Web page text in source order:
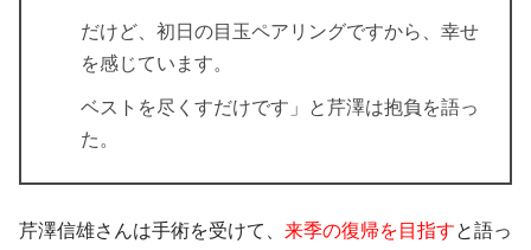
だけど、初日の目玉ペアリングですから、幸せ
を感じています。
ベストを尽くすだけです」と芹澤は抱負を語っ
た。
芹澤信雄さんは手術を受けて、 来季の復帰を目指すと語っ